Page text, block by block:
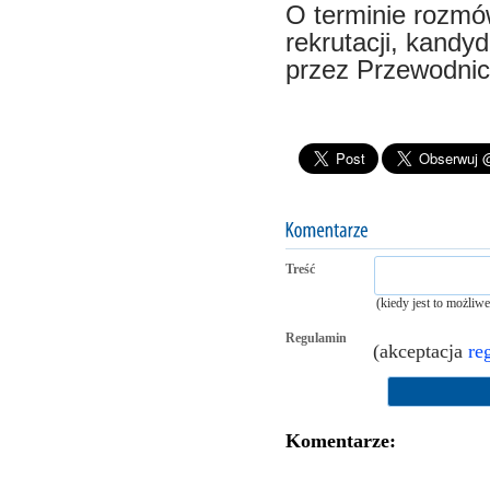
O terminie
rekrutacji,
przez
Treść
(kiedy jest to
Regulamin
(akceptacja
Komentarze: